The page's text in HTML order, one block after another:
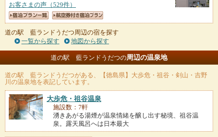
お客さまの声（529件）
道の駅 藍ランドうだつ周辺の宿を探す
一覧から探す
地図から探す
道の駅 藍ランドうだつの周辺の温泉地
道の駅 藍ランドうだつがある、【徳島県】大歩危・祖谷・剣山・吉野
川の温泉地を表記しています。
大歩危・祖谷温泉
施設数：7軒
湧きあがる湯煙が温泉情緒を醸し出す秘境、祖谷温
泉。露天風呂へは日本最大